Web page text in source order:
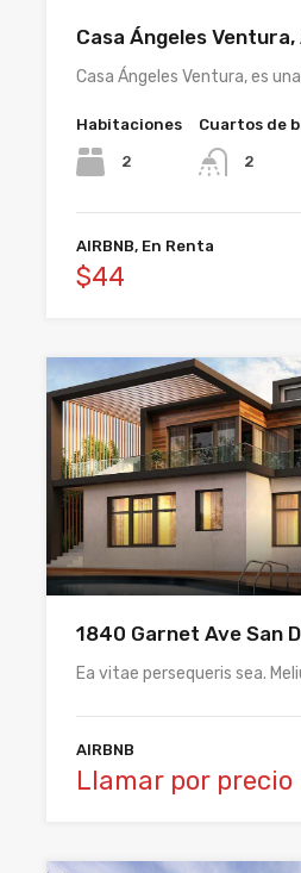
Casa Ángeles Ventura,
Casa Ángeles Ventura, es
Habitaciones
2
Cuartos de
2
AIRBNB, En Renta
$44
1840 Garnet Ave San
Ea vitae persequeris sea.
AIRBNB
Llamar por precio